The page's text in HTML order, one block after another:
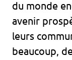
du monde
avenir
leurs
beaucoup,